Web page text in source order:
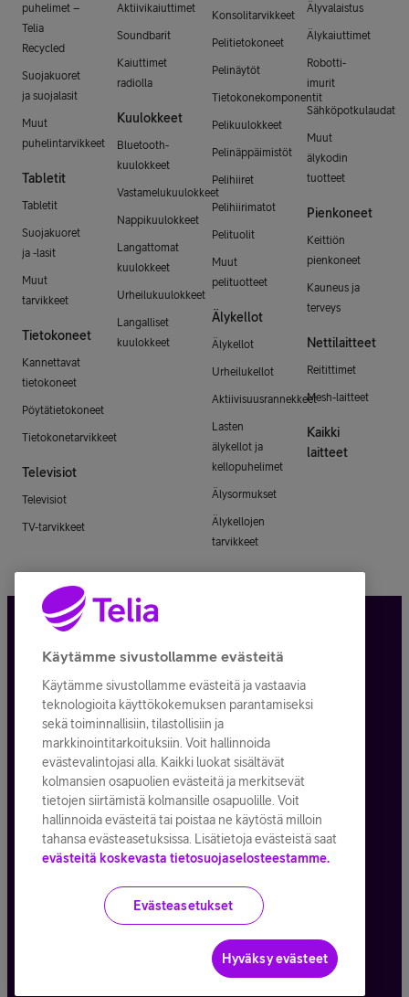
puhelimet –
Telia
Recycled
Suojakuoret
ja suojalasit
Muut
puhelintarvikkeet
Tabletit
Tabletit
Suojakuoret
ja -lasit
Muut
tarvikkeet
Tietokoneet
Kannettavat
tietokoneet
Pöytätietokoneet
Tietokonetarvikkeet
Televisiot
Televisiot
TV-tarvikkeet
Aktiivikaiuttimet
Soundbarit
Kaiuttimet
radiolla
Kuulokkeet
Bluetooth-
kuulokkeet
Vastamelukuulokkeet
Nappikuulokkeet
Langattomat
kuulokkeet
Urheilukuulokkeet
Langalliset
kuulokkeet
Konsolitarvikkeet
Pelitietokoneet
Pelinäytöt
Tietokonekomponentit
Pelikuulokkeet
Pelinäppäimistöt
Pelihiiret
Pelihiirimatot
Pelituolit
Muut
pelituotteet
Älykellot
Älykellot
Urheilukellot
Aktiivisuusrannekkeet
Lasten
älykellot ja
kellopuhelimet
Älysormukset
Älykellojen
tarvikkeet
Älyvalaistus
Älykaiuttimet
Robotti-
imurit
Sähköpotkulaudat
Muut
älykodin
tuotteet
Pienkoneet
Keittiön
pienkoneet
Kauneus ja
terveys
Nettilaitteet
Reitittimet
Mesh-laitteet
Kaikki
laitteet
Tietosuoja ja -turva
Tilauksen peruuttaminen
Käyttöehdot
Evästeiden käyttö
Toimitusehdot ja palvelukuvaukset
Kaikki hinnat ALV25,5%
© Telia Company2026
Käytämme sivustollamme evästeitä
Käytämme sivustollamme evästeitä ja vastaavia
teknologioita käyttökokemuksen parantamiseksi
sekä toiminnallisiin, tilastollisiin ja
markkinointitarkoituksiin. Voit hallinnoida
evästevalintojasi alla. Kaikki luokat sisältävät
kolmansien osapuolien evästeitä ja merkitsevät
tietojen siirtämistä kolmansille osapuolille. Voit
hallinnoida evästeitä tai poistaa ne käytöstä milloin
tahansa evästeasetuksissa. Lisätietoja evästeistä saat
evästeitä koskevasta tietosuojaselosteestamme.
Evästeasetukset
Hyväksy evästeet